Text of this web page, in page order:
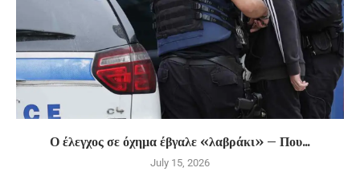
Ο έλεγχος σε όχημα έβγαλε «λαβράκι» – Που...
July 15, 2026